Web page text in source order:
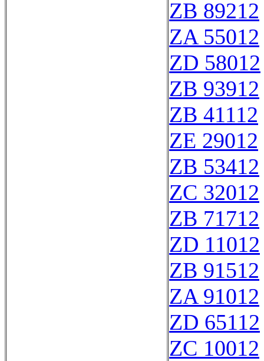
ZB 89212
ZA 55012
ZD 58012
ZB 93912
ZB 41112
ZE 29012
ZB 53412
ZC 32012
ZB 71712
ZD 11012
ZB 91512
ZA 91012
ZD 65112
ZC 10012